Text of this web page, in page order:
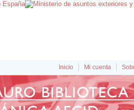
Inicio Mi cuenta